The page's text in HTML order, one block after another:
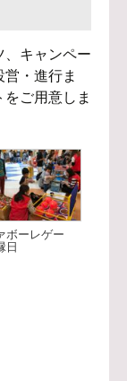
、キャンペー
・進行ま
ご用意しま
ボーレゲー
日